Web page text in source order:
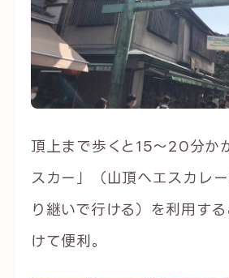
頂上まで歩くと15〜20分か
スカー」（山頂へエスカレ
り継いで行ける）を利用す
けて便利。